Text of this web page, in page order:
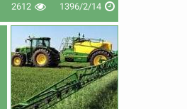
1396/2/14
2612